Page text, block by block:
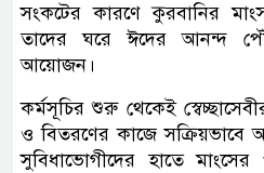
সংকটের কারণে কুরবানির
তাদের ঘরে ঈদের আনন্দ
আয়োজন।
কর্মসূচির শুরু থেকেই
ও বিতরণের কাজে সক্রিয়ভাবে
সুবিধাভোগীদের হাতে